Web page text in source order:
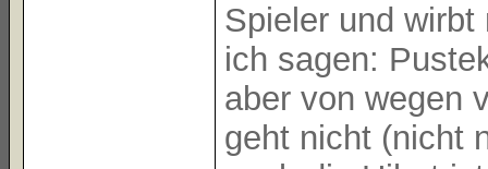
Spieler und
ich sagen:
aber von wegen
geht nicht (nicht